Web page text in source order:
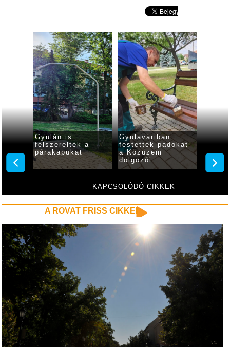
KAPCSOLÓDÓ CIKKEK
Gyulán is
felszerelték a
párakapukat
Gyulaváriban
festettek padokat
a Közüzem
dolgozói
A ROVAT FRISS CIKKEI